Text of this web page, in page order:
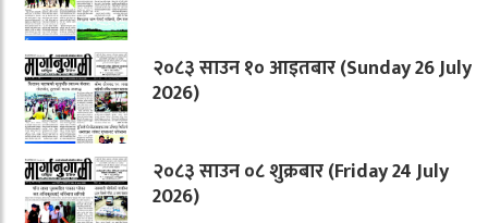
२०८३ साउन १० आइतबार (Sunday 26 July
2026)
२०८३ साउन ०८ शुक्रबार (Friday 24 July
2026)